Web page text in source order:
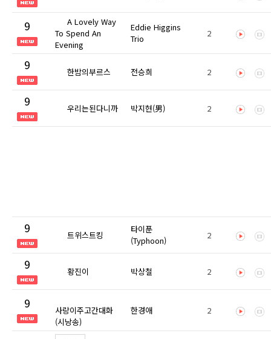
9
A Lovely Way
To Spend An
Evening
Eddie Higgins
Trio
2
9 한밤의부르스 전승희 2
9 우리는된다니까 박지현(男) 2
9 트위스트킹
타이푼
(Typhoon)
2
9 황진이 박상철 2
9
사랑이주고간대화
(시낭송)
한경애 2